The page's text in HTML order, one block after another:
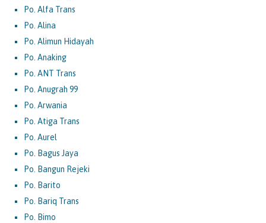
Po. Alfa Trans
Po. Alina
Po. Alimun Hidayah
Po. Anaking
Po. ANT Trans
Po. Anugrah 99
Po. Arwania
Po. Atiga Trans
Po. Aurel
Po. Bagus Jaya
Po. Bangun Rejeki
Po. Barito
Po. Bariq Trans
Po. Bimo